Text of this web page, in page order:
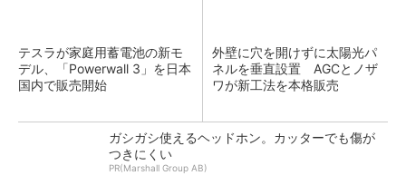
テスラが家庭用蓄電池の新モ
デル、「Powerwall 3」を日本
国内で販売開始
外壁に穴を開けずに太陽光パ
ネルを垂直設置 AGCとノザ
ワが新工法を本格販売
ガシガシ使えるヘッドホン。カッターでも傷が
つきにくい
PR(Marshall Group AB)